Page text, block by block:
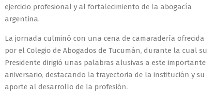
ejercicio profesional y al fortalecimiento de la abogacía
argentina.
La jornada culminó con una cena de camaradería ofrecida
por el Colegio de Abogados de Tucumán, durante la cual su
Presidente dirigió unas palabras alusivas a este importante
aniversario, destacando la trayectoria de la institución y su
aporte al desarrollo de la profesión.